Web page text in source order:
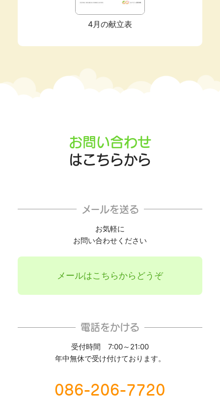
4月の献立表
お問い合わせ
はこちらから
メールを送る
お気軽に
お問い合わせください
メールはこちらからどうぞ
電話をかける
受付時間 7:00～21:00
年中無休で受け付けております。
086-206-7720